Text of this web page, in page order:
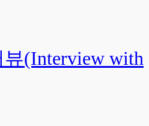
(Interview with